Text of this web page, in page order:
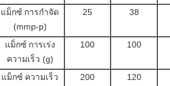
แม็กซ์ การกำจัด
(mmp-p)
25 38
แม็กซ์ การเร่ง
ความเร็ว (g)
100 100
แม็กซ์ ความเร็ว
200 120